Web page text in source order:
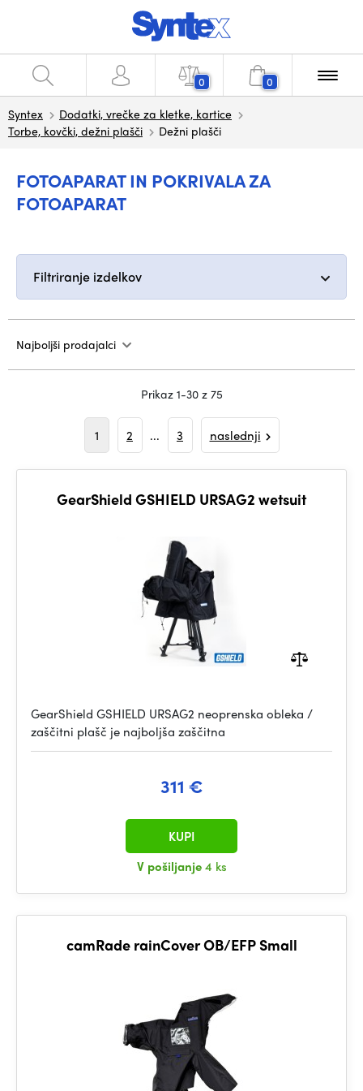
0 0
Syntex
Dodatki, vrečke za kletke, kartice
Torbe, kovčki, dežni plašči
Dežni plašči
FOTOAPARAT IN POKRIVALA ZA
FOTOAPARAT
Filtriranje izdelkov
Najboljši prodajalci
Prikaz 1-30 z 75
1 2 ... 3 naslednji
GearShield GSHIELD URSAG2 wetsuit
GearShield GSHIELD URSAG2 neoprenska obleka /
zaščitni plašč je najboljša zaščitna
311 €
V pošiljanje4 ks
KUPI
camRade rainCover OB/EFP Small